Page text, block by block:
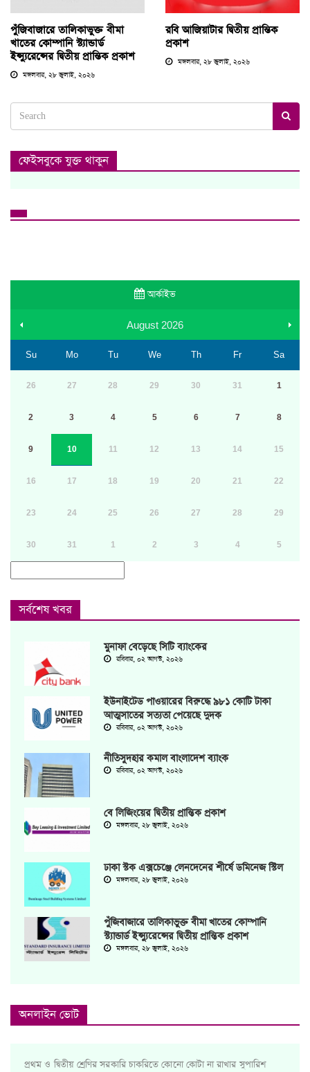
পুঁজিবাজারে তালিকাভুক্ত বীমা
খাতের কোম্পানি স্ট্যান্ডার্ড
ইন্স্যুরেন্সের দ্বিতীয় প্রান্তিক প্রকাশ
মঙ্গলবার, ২৮ জুলাই, ২০২৬
রবি আজিয়াটার দ্বিতীয় প্রান্তিক
প্রকাশ
মঙ্গলবার, ২৮ জুলাই, ২০২৬
ফেইসবুকে যুক্ত থাকুন
আর্কাইভ
August 2026
Su Mo Tu We Th Fr Sa
26 27 28 29 30 31 1
2 3 4 5 6 7 8
9 10 11 12 13 14 15
16 17 18 19 20 21 22
23 24 25 26 27 28 29
30 31 1 2 3 4 5
সর্বশেষ খবর
মুনাফা বেড়েছে সিটি ব্যাংকের
রবিবার, ০২ আগস্ট, ২০২৬
ইউনাইটেড পাওয়ারের বিরুদ্ধে ৯৮১ কোটি টাকা
আত্মসাতের সত্যতা পেয়েছে দুদক
রবিবার, ০২ আগস্ট, ২০২৬
‎নীতিসুদহার কমাল বাংলাদেশ ব্যাংক
রবিবার, ০২ আগস্ট, ২০২৬
বে লিজিংয়ের দ্বিতীয় প্রান্তিক প্রকাশ
মঙ্গলবার, ২৮ জুলাই, ২০২৬
ঢাকা স্টক এক্সচেঞ্জে লেনদেনের শীর্ষে ডমিনেজ স্টিল
মঙ্গলবার, ২৮ জুলাই, ২০২৬
পুঁজিবাজারে তালিকাভুক্ত বীমা খাতের কোম্পানি
স্ট্যান্ডার্ড ইন্স্যুরেন্সের দ্বিতীয় প্রান্তিক প্রকাশ
মঙ্গলবার, ২৮ জুলাই, ২০২৬
অনলাইন ভোট
প্রথম ও দ্বিতীয় শ্রেণির সরকারি চাকরিতে কোনো কোটা না রাখার সুপারিশ